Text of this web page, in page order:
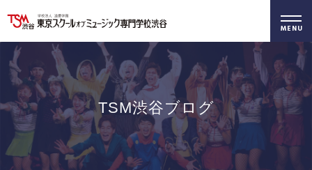
学科・専攻 資料請求 オープンキャンパス
TSM渋谷ブログ